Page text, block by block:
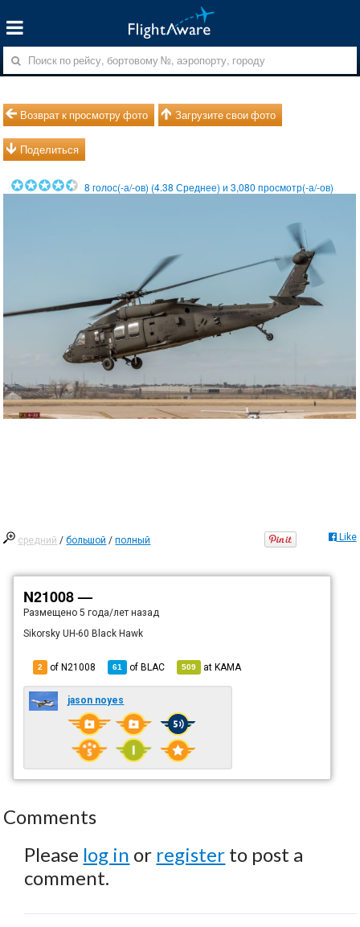
Возврат к просмотру фото Загрузите свои фото
Поделиться
8 голос(-а/-ов) (4.38 Среднее) и3,080 просмотр(-а/-ов)
средний /большой /полный Like
N21008 —
Размещено5 года/лет назад
Sikorsky UH-60 Black Hawk
2 of N21008 61 ofBLAC 509 atKAMA
jason noyes
Comments
Please log in or register to post a
comment.